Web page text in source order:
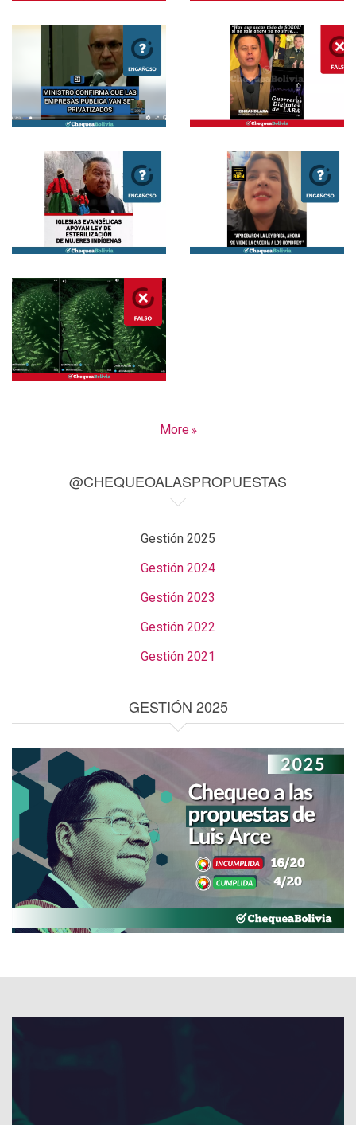
More
@CHEQUEOALASPROPUESTAS
Gestión 2025
Gestión 2024
Gestión 2023
Gestión 2022
Gestión 2021
GESTIÓN 2025